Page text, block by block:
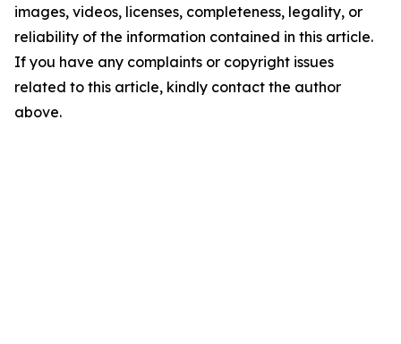
images, videos, licenses, completeness, legality, or
reliability of the information contained in this article.
If you have any complaints or copyright issues
related to this article, kindly contact the author
above.